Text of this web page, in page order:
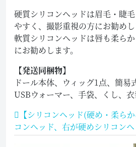
硬質シリコンヘッドは眉毛・睫
やすく、撮影重視の方にお勧めし
軟質シリコンヘッドは唇も柔ら
にお勧めします。
【発送同梱物】
ドール本体、ウィッグ1点、簡易
USBウォーマー、手袋、くし、
【シリコンヘッド(硬め・柔ら
コンヘッド、右が硬めシリコンヘ